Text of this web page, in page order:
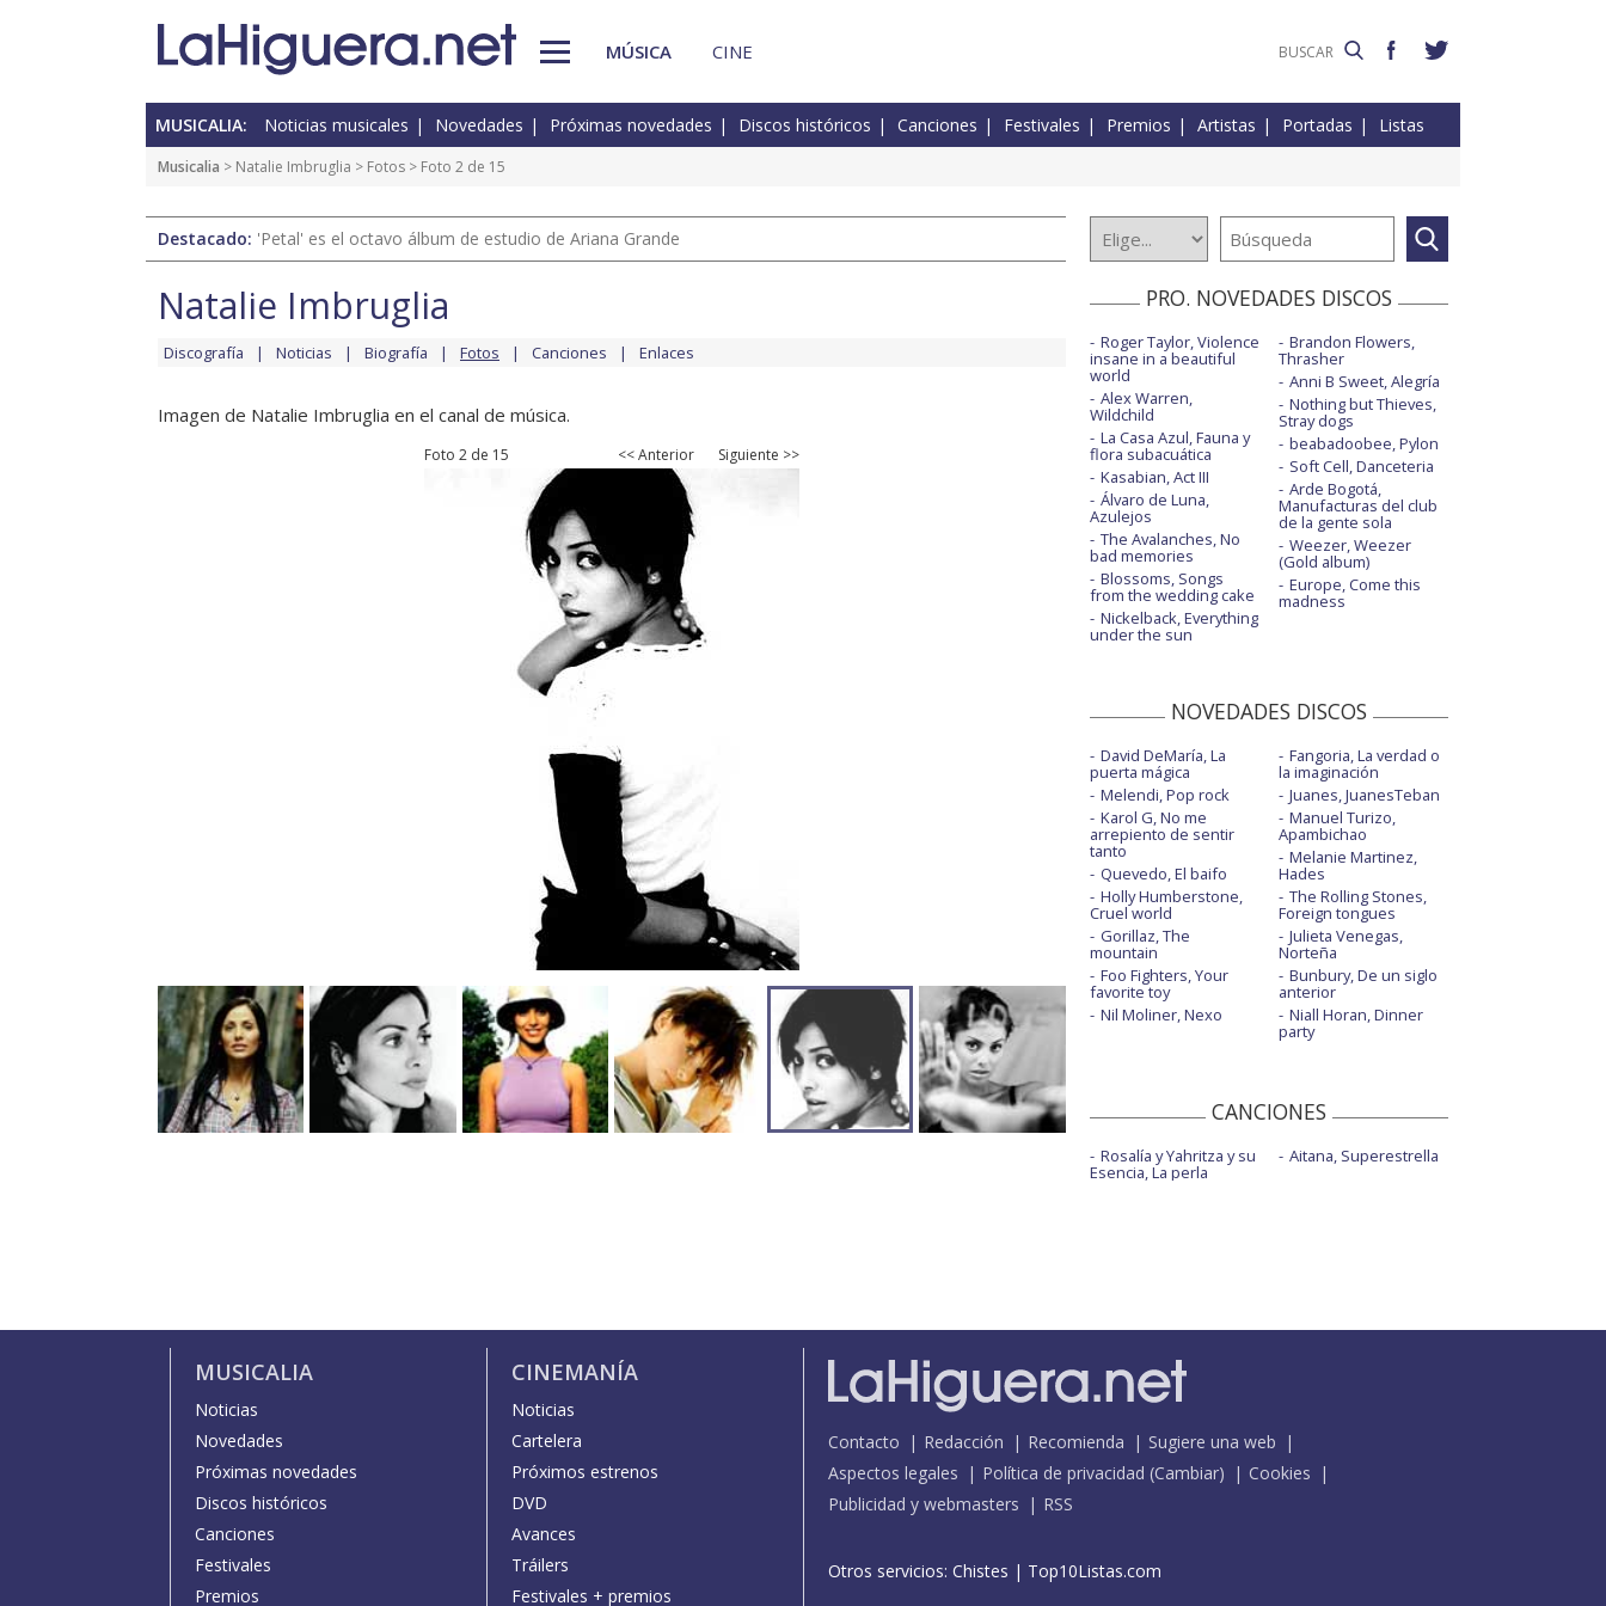
MÚSICA CINE
MUSICALIA: Noticias musicales Novedades Próximas novedades Discos históricos Canciones Festivales Premios Artistas Portadas Listas
Musicalia > Natalie Imbruglia > Fotos > Foto 2 de 15
Destacado: 'Petal' es el octavo álbum de estudio de Ariana Grande
Natalie Imbruglia
Discografía Noticias Biografía Fotos Canciones Enlaces
Imagen de Natalie Imbruglia en el canal de música.
Foto 2 de 15 << Anterior Siguiente >>
PRO. NOVEDADES DISCOS
Roger Taylor, Violence
insane in a beautiful
world
Alex Warren,
Wildchild
La Casa Azul, Fauna y
flora subacuática
Kasabian, Act III
Álvaro de Luna,
Azulejos
The Avalanches, No
bad memories
Blossoms, Songs
from the wedding cake
Nickelback, Everything
under the sun
Brandon Flowers,
Thrasher
Anni B Sweet, Alegría
Nothing but Thieves,
Stray dogs
beabadoobee, Pylon
Soft Cell, Danceteria
Arde Bogotá,
Manufacturas del club
de la gente sola
Weezer, Weezer
(Gold album)
Europe, Come this
madness
NOVEDADES DISCOS
David DeMaría, La
puerta mágica
Melendi, Pop rock
Karol G, No me
arrepiento de sentir
tanto
Quevedo, El baifo
Holly Humberstone,
Cruel world
Gorillaz, The
mountain
Foo Fighters, Your
favorite toy
Nil Moliner, Nexo
Fangoria, La verdad o
la imaginación
Juanes, JuanesTeban
Manuel Turizo,
Apambichao
Melanie Martinez,
Hades
The Rolling Stones,
Foreign tongues
Julieta Venegas,
Norteña
Bunbury, De un siglo
anterior
Niall Horan, Dinner
party
CANCIONES
Rosalía y Yahritza y su
Esencia, La perla
Aitana, Superestrella
MUSICALIA
Noticias
Novedades
Próximas novedades
Discos históricos
Canciones
Festivales
Premios
CINEMANÍA
Noticias
Cartelera
Próximos estrenos
DVD
Avances
Tráilers
Festivales + premios
Contacto Redacción Recomienda
Sugiere una web
Aspectos legales
Política de privacidad (Cambiar)
Cookies
Publicidad y webmasters
RSS
Otros servicios: Chistes | Top10Listas.com